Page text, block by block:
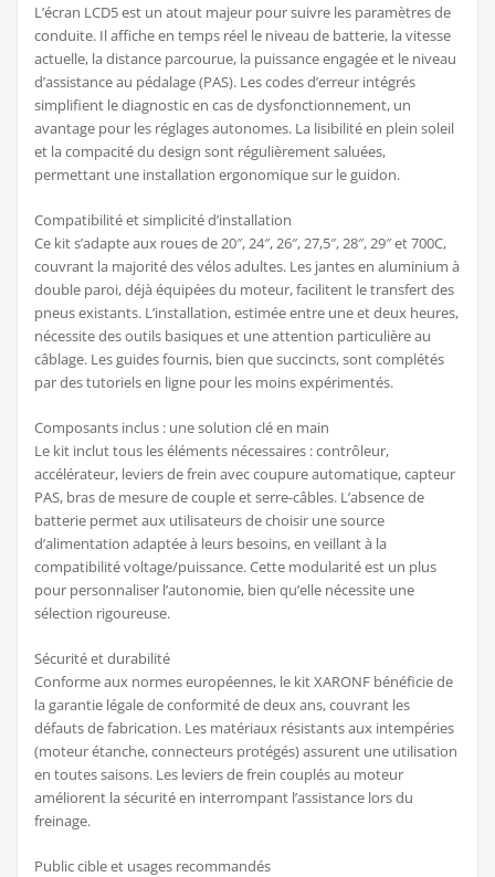
L’écran LCD5 est un atout majeur pour suivre les paramètres de
conduite. Il affiche en temps réel le niveau de batterie, la vitesse
actuelle, la distance parcourue, la puissance engagée et le niveau
d’assistance au pédalage (PAS). Les codes d’erreur intégrés
simplifient le diagnostic en cas de dysfonctionnement, un
avantage pour les réglages autonomes. La lisibilité en plein soleil
et la compacité du design sont régulièrement saluées,
permettant une installation ergonomique sur le guidon.
Compatibilité et simplicité d’installation
Ce kit s’adapte aux roues de 20″, 24″, 26″, 27,5″, 28″, 29″ et 700C,
couvrant la majorité des vélos adultes. Les jantes en aluminium à
double paroi, déjà équipées du moteur, facilitent le transfert des
pneus existants. L’installation, estimée entre une et deux heures,
nécessite des outils basiques et une attention particulière au
câblage. Les guides fournis, bien que succincts, sont complétés
par des tutoriels en ligne pour les moins expérimentés.
Composants inclus : une solution clé en main
Le kit inclut tous les éléments nécessaires : contrôleur,
accélérateur, leviers de frein avec coupure automatique, capteur
PAS, bras de mesure de couple et serre-câbles. L’absence de
batterie permet aux utilisateurs de choisir une source
d’alimentation adaptée à leurs besoins, en veillant à la
compatibilité voltage/puissance. Cette modularité est un plus
pour personnaliser l’autonomie, bien qu’elle nécessite une
sélection rigoureuse.
Sécurité et durabilité
Conforme aux normes européennes, le kit XARONF bénéficie de
la garantie légale de conformité de deux ans, couvrant les
défauts de fabrication. Les matériaux résistants aux intempéries
(moteur étanche, connecteurs protégés) assurent une utilisation
en toutes saisons. Les leviers de frein couplés au moteur
améliorent la sécurité en interrompant l’assistance lors du
freinage.
Public cible et usages recommandés